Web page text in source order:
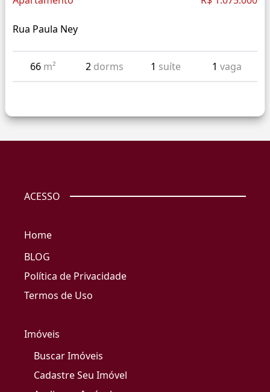
Rua Paula Ney
66 m² 2 dorms 1 suíte 1 vaga
ACESSO
Home
BLOG
Política de Privacidade
Termos de Uso
Imóveis
Buscar Imóveis
Cadastre Seu Imóvel